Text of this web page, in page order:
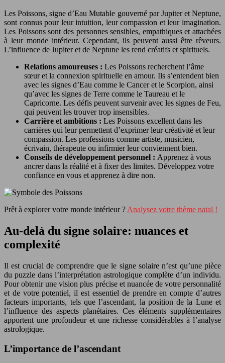
Les Poissons, signe d’Eau Mutable gouverné par Jupiter et Neptune,
sont connus pour leur intuition, leur compassion et leur imagination.
Les Poissons sont des personnes sensibles, empathiques et attachées
à leur monde intérieur. Cependant, ils peuvent aussi être rêveurs.
L’influence de Jupiter et de Neptune les rend créatifs et spirituels.
Relations amoureuses : Les Poissons recherchent l’âme
sœur et la connexion spirituelle en amour. Ils s’entendent bien
avec les signes d’Eau comme le Cancer et le Scorpion, ainsi
qu’avec les signes de Terre comme le Taureau et le
Capricorne. Les défis peuvent survenir avec les signes de Feu,
qui peuvent les trouver trop insensibles.
Carrière et ambitions : Les Poissons excellent dans les
carrières qui leur permettent d’exprimer leur créativité et leur
compassion. Les professions comme artiste, musicien,
écrivain, thérapeute ou infirmier leur conviennent bien.
Conseils de développement personnel : Apprenez à vous
ancrer dans la réalité et à fixer des limites. Développez votre
confiance en vous et apprenez à dire non.
Prêt à explorer votre monde intérieur ? Analysez votre thème natal !
Au-delà du signe solaire: nuances et
complexité
Il est crucial de comprendre que le signe solaire n’est qu’une pièce
du puzzle dans l’interprétation astrologique complète d’un individu.
Pour obtenir une vision plus précise et nuancée de votre personnalité
et de votre potentiel, il est essentiel de prendre en compte d’autres
facteurs importants, tels que l’ascendant, la position de la Lune et
l’influence des aspects planétaires. Ces éléments supplémentaires
apportent une profondeur et une richesse considérables à l’analyse
astrologique.
L’importance de l’ascendant